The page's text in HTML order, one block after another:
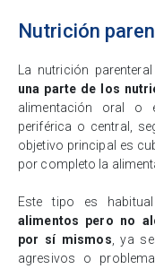
Nutrición
La nutrición
una parte de los
alimentación oral o
periférica o central,
objetivo principal es
por completo la
Este tipo es
alimentos pero no
por sí mismos, ya
agresivos o